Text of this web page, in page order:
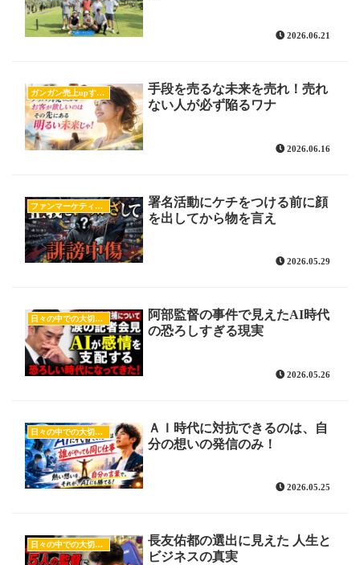
2026.06.21
ガンガン売上upするブログの書き方
手段を売るな未来を売れ！売れ
ない人が必ず陥るワナ
2026.06.16
ファンマーケティング
署名活動にケチをつける前に顔
を出してから物を言え
2026.05.29
日々の中での大切な気付き
阿部監督の事件で見えたAI時代
の恐ろしすぎる現実
2026.05.26
日々の中での大切な気付き
ＡＩ時代に対抗できるのは、自
分の想いの発信のみ！
2026.05.25
日々の中での大切な気付き
長友佑都の選出に見えた 人生と
ビジネスの真実